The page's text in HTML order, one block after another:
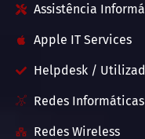
Assistência
Apple IT Services
Helpdesk /
Redes Informáticas
Redes Wireless